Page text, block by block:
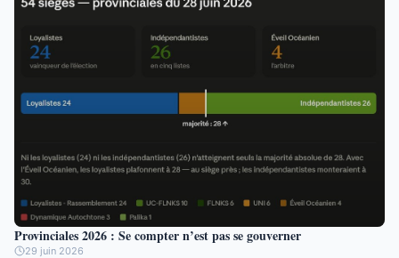
Provinciales 2026 : Se compter n’est pas se gouverner
29 juin 2026